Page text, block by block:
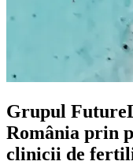
Grupul
România prin
clinicii de